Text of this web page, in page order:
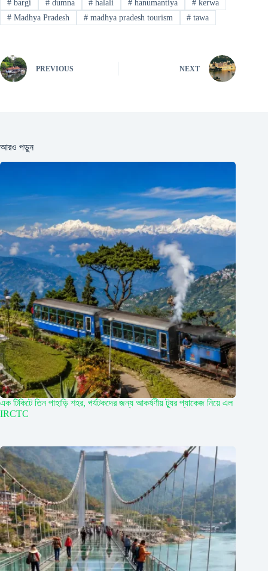
#bargi #dumna # halali # hanumantiya # kerwa
#Madhya Pradesh #madhya pradesh tourism # tawa
PREVIOUS NEXT
আরও পড়ুন
এক টিকিটে তিন পাহাড়ি শহর, পর্যটকদের জন্য আকর্ষণীয় ট্যুর প্যাকেজ নিয়ে এল
IRCTC